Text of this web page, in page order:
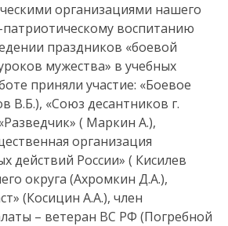
организациями нашего
воспитанию
праздников «боевой
мужества» в учебных
приняли участие: «Боевое
В.Б.), «Союз десантников г.
( Маркин А.),
организация
действий России» ( Кисилев
округа (Ахромкин Д.А.),
(Косицин А.А.), член
– ветеран ВС РФ (Погребной